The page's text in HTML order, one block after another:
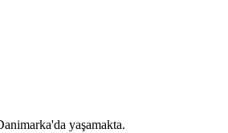
yaşamakta.